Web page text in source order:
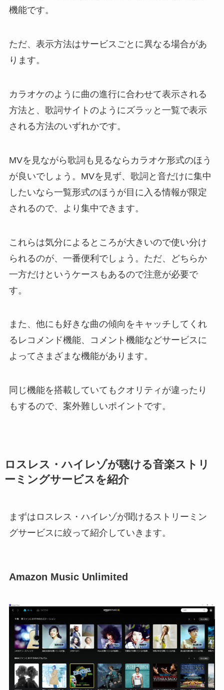
機能です。
ただ、表示方法はサービスごとに異なる場合があ
ります。
カラオケのように曲の進行に合わせて表示される
方法と、歌詞サイトのようにズラッと一覧で表示
される方法のいずれかです。
MVを見ながら歌詞も見るならカラオケ形式のほう
が良いでしょう。MVを見ず、歌詞と音だけに集中
したいなら一覧形式のほうが目に入る情報が限定
されるので、より集中できます。
これらは気分によるところが大きいので使い分け
られるのが、一番便利でしょう。ただ、どちらか
一方だけというケースもあるので注意が必要で
す。
また、他にも好きな曲の傾向をキャッチしてくれ
るレコメンド機能、コメント機能などサービスに
よってさまざまな機能があります。
同じ機能を搭載していてもクオリティが違ったり
もするので、案外難しいポイントです。
ロスレス・ハイレゾが聴ける音楽ストリ
ーミングサービスを紹介
まずはロスレス・ハイレゾが聞けるストリーミン
グサービスに絞って紹介していきます。
Amazon Music Unlimited